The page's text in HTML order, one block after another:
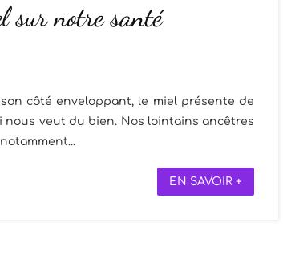
sur notre santé
côté enveloppant, le miel présente de
nous veut du bien. Nos lointains ancêtres
EN SAVOIR +